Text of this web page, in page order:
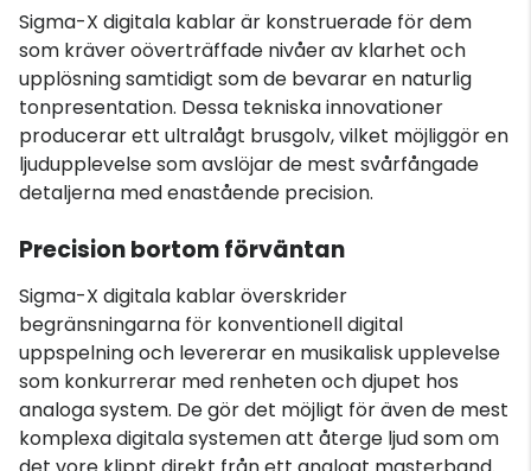
Sigma-X digitala kablar är konstruerade för dem
som kräver oöverträffade nivåer av klarhet och
upplösning samtidigt som de bevarar en naturlig
tonpresentation. Dessa tekniska innovationer
producerar ett ultralågt brusgolv, vilket möjliggör en
ljudupplevelse som avslöjar de mest svårfångade
detaljerna med enastående precision.
Precision bortom förväntan
Sigma-X digitala kablar överskrider
begränsningarna för konventionell digital
uppspelning och levererar en musikalisk upplevelse
som konkurrerar med renheten och djupet hos
analoga system. De gör det möjligt för även de mest
komplexa digitala systemen att återge ljud som om